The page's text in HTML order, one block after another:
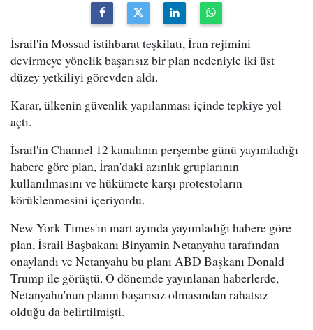
İsrail'in Mossad istihbarat teşkilatı, İran rejimini
devirmeye yönelik başarısız bir plan nedeniyle iki üst
düzey yetkiliyi görevden aldı.
Karar, ülkenin güvenlik yapılanması içinde tepkiye yol
açtı.
İsrail'in Channel 12 kanalının perşembe günü yayımladığı
habere göre plan, İran'daki azınlık gruplarının
kullanılmasını ve hükümete karşı protestoların
körüklenmesini içeriyordu.
New York Times'ın mart ayında yayımladığı habere göre
plan, İsrail Başbakanı Binyamin Netanyahu tarafından
onaylandı ve Netanyahu bu planı ABD Başkanı Donald
Trump ile görüştü. O dönemde yayınlanan haberlerde,
Netanyahu'nun planın başarısız olmasından rahatsız
olduğu da belirtilmişti.